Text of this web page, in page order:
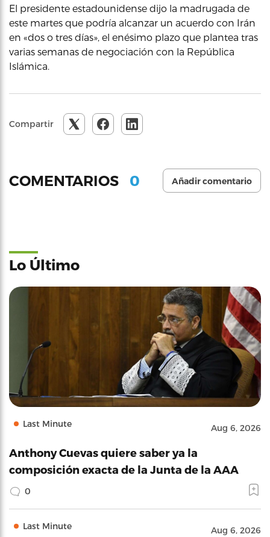
El presidente estadounidense dijo la madrugada de
este martes que podría alcanzar un acuerdo con Irán
en «dos o tres días», el enésimo plazo que plantea tras
varias semanas de negociación con la República
Islámica.
Compartir
COMENTARIOS 0 Añadir comentario
Lo Último
Last Minute Aug 6, 2026
Anthony Cuevas quiere saber ya la
composición exacta de la Junta de la AAA
0
Last Minute Aug 6, 2026